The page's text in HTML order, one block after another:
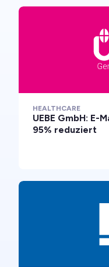
HEALTHCARE
UEBE GmbH: E-
95% reduziert